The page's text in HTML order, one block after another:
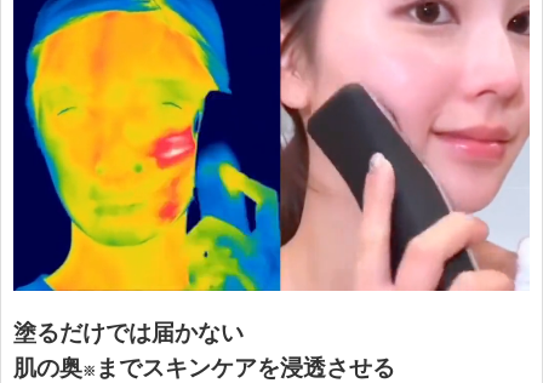
塗るだけでは届かない
肌の奥※ までスキンケアを浸透させる